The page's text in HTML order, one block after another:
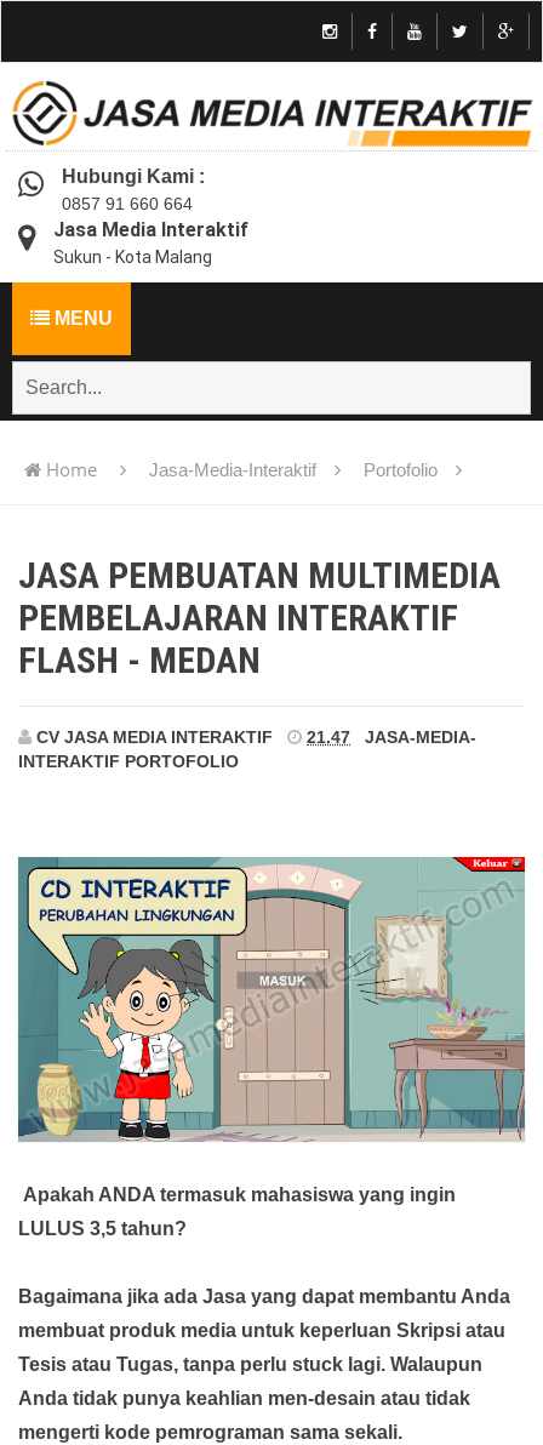
Hubungi Kami :
0857 91 660 664
Jasa Media Interaktif
Sukun - Kota Malang
MENU
Home Jasa-Media-Interaktif Portofolio
JASA PEMBUATAN MULTIMEDIA
PEMBELAJARAN INTERAKTIF
FLASH - MEDAN
CV JASA MEDIA INTERAKTIF 21.47
JASA-MEDIA-
INTERAKTIF PORTOFOLIO
Apakah ANDA termasuk mahasiswa yang ingin
LULUS 3,5 tahun?
Bagaimana jika ada Jasa yang dapat membantu Anda
membuat produk media untuk keperluan Skripsi atau
Tesis atau Tugas, tanpa perlu stuck lagi. Walaupun
Anda tidak punya keahlian men-desain atau tidak
mengerti kode pemrograman sama sekali.